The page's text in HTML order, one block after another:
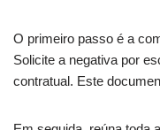
O primeiro passo é a
Solicite a negativa por
contratual. Este